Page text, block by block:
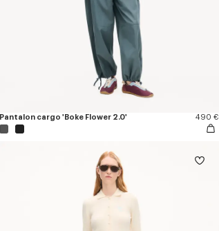
Pantalon cargo 'Boke Flower 2.0' 490 €